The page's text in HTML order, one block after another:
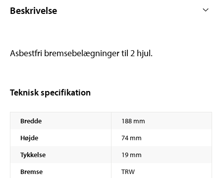
Beskrivelse
Asbestfri bremsebelægninger til 2 hjul.
Teknisk specifikation
Bredde
188 mm
Højde
74 mm
Tykkelse
19 mm
Bremse
TRW